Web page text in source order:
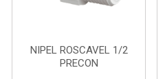
NIPEL ROSCAVEL 1/2
PRECON